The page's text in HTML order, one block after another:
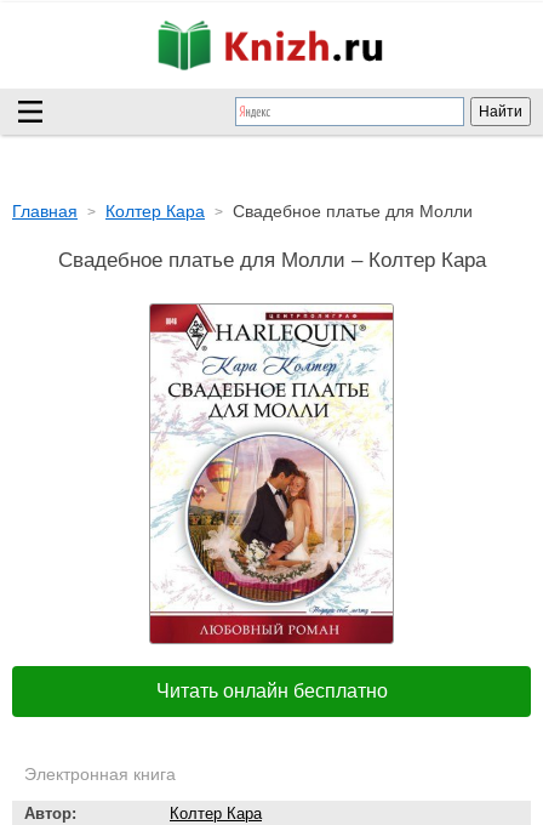
Главная Колтер Кара Свадебное платье для Молли
Свадебное платье для Молли – Колтер Кара
Читать онлайн бесплатно
Электронная книга
Автор: Колтер Кара